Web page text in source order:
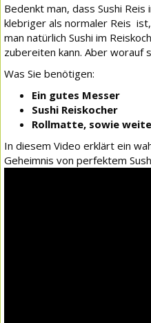
Bedenkt man, dass Sushi
klebriger als normaler Reis
man natürlich Sushi im
zubereiten kann. Aber worauf
Was Sie benötigen:
Ein gutes Messer
Sushi Reiskocher
Rollmatte, sowie
In diesem Video erklärt ein
Geheimnis von perfektem